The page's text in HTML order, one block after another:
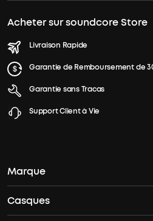
Acheter sur soundcore Store
Livraison Rapide
Garantie de Remboursement de
Garantie sans Tracas
Support Client à Vie
Marque
L'histoire de soundcore
Casques